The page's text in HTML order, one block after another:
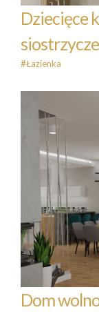
Dziecięce
#Łazienka
Dom
Dom